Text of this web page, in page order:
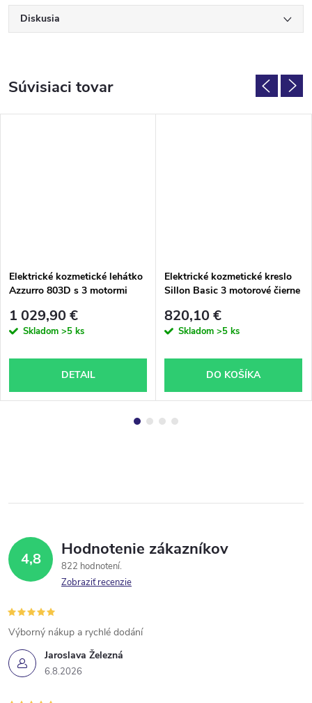
Diskusia
Súvisiaci tovar
Elektrické kozmetické lehátko
Azzurro 803D s 3 motormi
1 029,90 €
Skladom >5 ks
DETAIL
Elektrické kozmetické kreslo
Sillon Basic 3 motorové čierne
820,10 €
Skladom >5 ks
DO KOŠÍKA
4,8 Hodnotenie zákazníkov
822 hodnotení
Zobraziť recenzie
Jaroslava Železná
6.8.2026
Výborný nákup a rychlé dodání